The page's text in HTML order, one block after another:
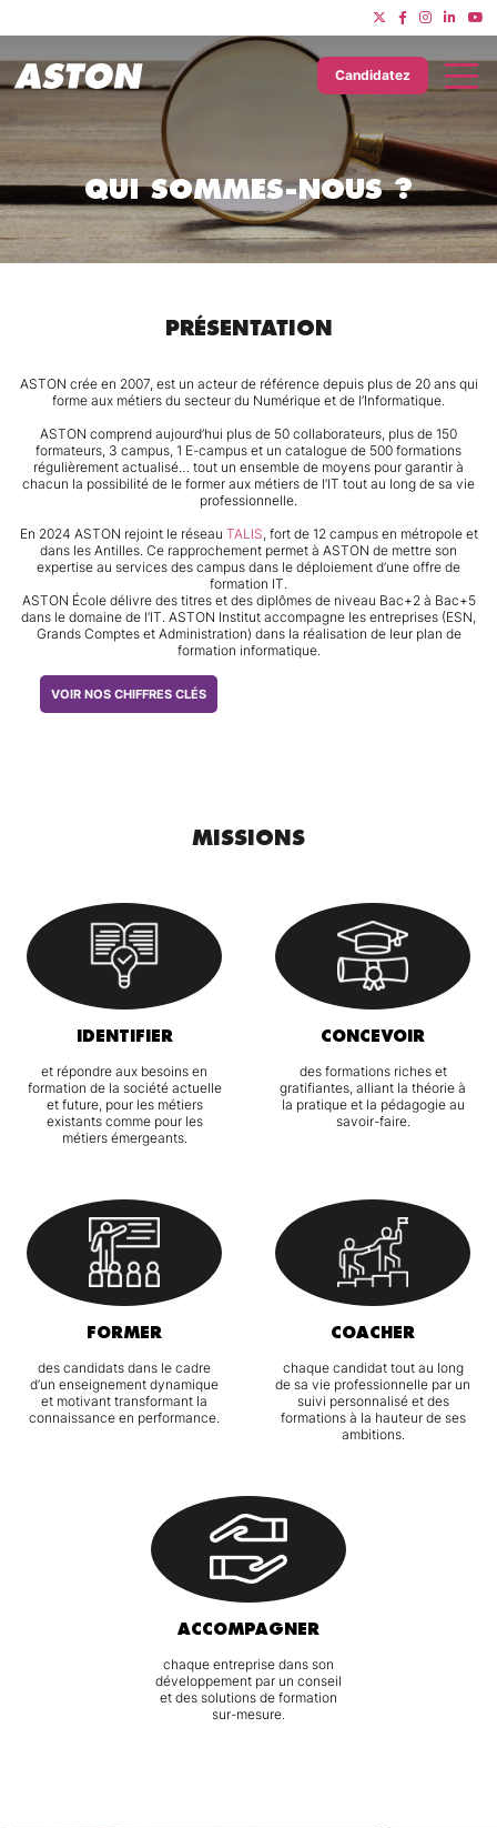
Candidatez
QUI SOMMES-NOUS ?
PRÉSENTATION
ASTON crée en 2007, est un acteur de référence depuis plus de 20 ans qui
forme aux métiers du secteur du Numérique et de l’Informatique.
ASTON comprend aujourd’hui plus de 50 collaborateurs, plus de 150
formateurs, 3 campus, 1 E-campus et un catalogue de 500 formations
régulièrement actualisé… tout un ensemble de moyens pour garantir à
chacun la possibilité de le former aux métiers de l’IT tout au long de sa vie
professionnelle.
En 2024 ASTON rejoint le réseau TALIS, fort de 12 campus en métropole et
dans les Antilles. Ce rapprochement permet à ASTON de mettre son
expertise au services des campus dans le déploiement d’une offre de
formation IT.
ASTON École délivre des titres et des diplômes de niveau Bac+2 à Bac+5
dans le domaine de l’IT. ASTON Institut accompagne les entreprises (ESN,
Grands Comptes et Administration) dans la réalisation de leur plan de
formation informatique.
VOIR NOS CHIFFRES CLÉS
MISSIONS
IDENTIFIER
et répondre aux besoins en
formation de la société actuelle
et future, pour les métiers
existants comme pour les
métiers émergeants.
CONCEVOIR
des formations riches et
gratifiantes, alliant la théorie à
la pratique et la pédagogie au
savoir-faire.
FORMER
des candidats dans le cadre
d’un enseignement dynamique
et motivant transformant la
connaissance en performance.
COACHER
chaque candidat tout au long
de sa vie professionnelle par un
suivi personnalisé et des
formations à la hauteur de ses
ambitions.
ACCOMPAGNER
chaque entreprise dans son
développement par un conseil
et des solutions de formation
sur-mesure.